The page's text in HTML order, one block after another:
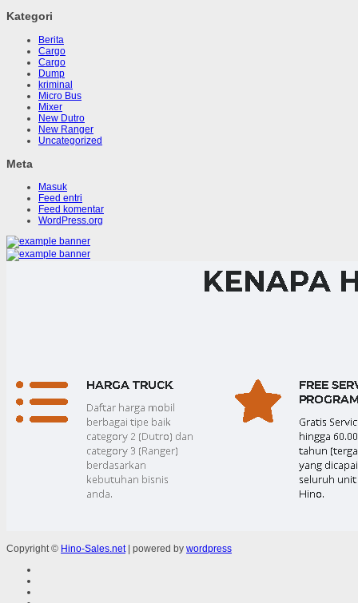
Kategori
Berita
Cargo
Cargo
Dump
kriminal
Micro Bus
Mixer
New Dutro
New Ranger
Uncategorized
Meta
Masuk
Feed entri
Feed komentar
WordPress.org
Copyright © Hino-Sales.net| powered by wordpress